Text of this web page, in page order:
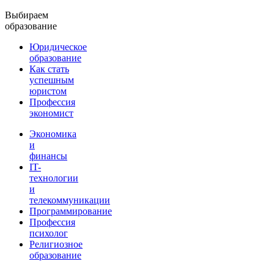
Выбираем
образование
Юридическое
образование
Как стать
успешным
юристом
Профессия
экономист
Экономика
и
финансы
IT-
технологии
и
телекоммуникации
Программирование
Профессия
психолог
Религиозное
образование